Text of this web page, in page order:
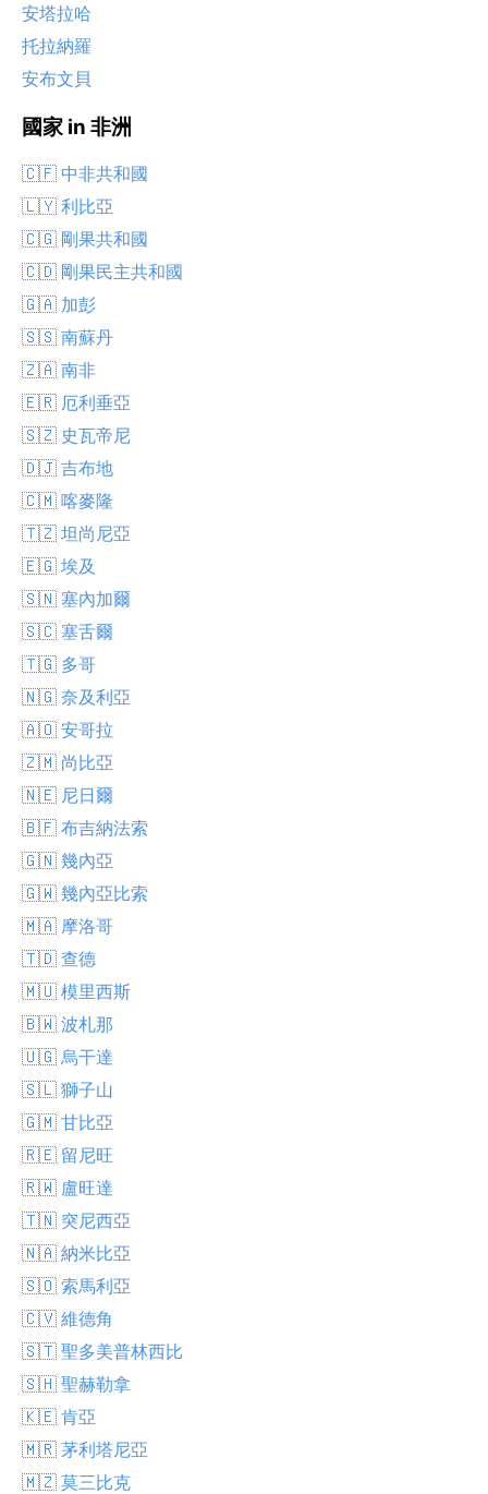
安塔拉哈
托拉納羅
安布文貝
國家 in 非洲
🇨🇫 中非共和國
🇱🇾 利比亞
🇨🇬 剛果共和國
🇨🇩 剛果民主共和國
🇬🇦 加彭
🇸🇸 南蘇丹
🇿🇦 南非
🇪🇷 厄利垂亞
🇸🇿 史瓦帝尼
🇩🇯 吉布地
🇨🇲 喀麥隆
🇹🇿 坦尚尼亞
🇪🇬 埃及
🇸🇳 塞內加爾
🇸🇨 塞舌爾
🇹🇬 多哥
🇳🇬 奈及利亞
🇦🇴 安哥拉
🇿🇲 尚比亞
🇳🇪 尼日爾
🇧🇫 布吉納法索
🇬🇳 幾內亞
🇬🇼 幾內亞比索
🇲🇦 摩洛哥
🇹🇩 查德
🇲🇺 模里西斯
🇧🇼 波札那
🇺🇬 烏干達
🇸🇱 獅子山
🇬🇲 甘比亞
🇷🇪 留尼旺
🇷🇼 盧旺達
🇹🇳 突尼西亞
🇳🇦 納米比亞
🇸🇴 索馬利亞
🇨🇻 維德角
🇸🇹 聖多美普林西比
🇸🇭 聖赫勒拿
🇰🇪 肯亞
🇲🇷 茅利塔尼亞
🇲🇿 莫三比克